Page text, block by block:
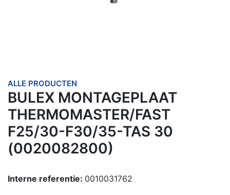
ALLE PRODUCTEN
BULEX MONTAGEPLAAT
THERMOMASTER/FAST
F25/30-F30/35-TAS 30
(0020082800)
Interne referentie: 0010031762